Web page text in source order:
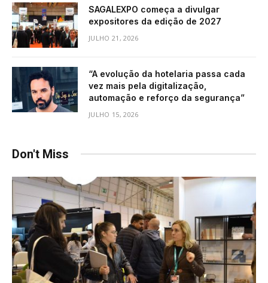
SAGALEXPO começa a divulgar
expositores da edição de 2027
JULHO 21, 2026
“A evolução da hotelaria passa cada
vez mais pela digitalização,
automação e reforço da segurança”
JULHO 15, 2026
Don't Miss